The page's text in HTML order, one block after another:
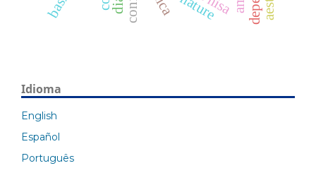
Idioma
English
Español
Português